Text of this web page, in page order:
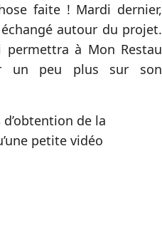
faite ! Mardi dernier,
autour du projet.
permettra à Mon Restau
un peu plus sur son
d’obtention de la
petite vidéo